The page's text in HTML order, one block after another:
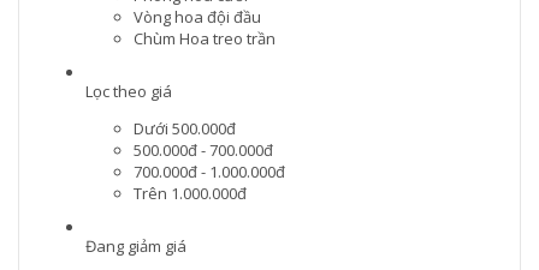
Vòng hoa đội đầu
Chùm Hoa treo trần
Lọc theo giá
Dưới 500.000đ
500.000đ - 700.000đ
700.000đ - 1.000.000đ
Trên 1.000.000đ
Đang giảm giá